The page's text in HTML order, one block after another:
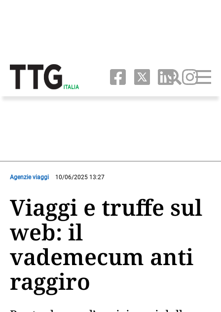
Agenzie viaggi 10/06/2025 13:27
Viaggi e truffe sul
web: il
vademecum anti
raggiro